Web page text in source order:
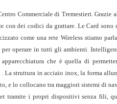
Commerciale di Tremestieri.
con dei codici da grattare. Le Card
come una rete Wireless stiamo
operare in tutti gli ambienti.
che è quella di
La struttura in acciaio inox, la forma
e lo collocano tra maggiori sistemi di
tramite i propri dispositivi senza fili,